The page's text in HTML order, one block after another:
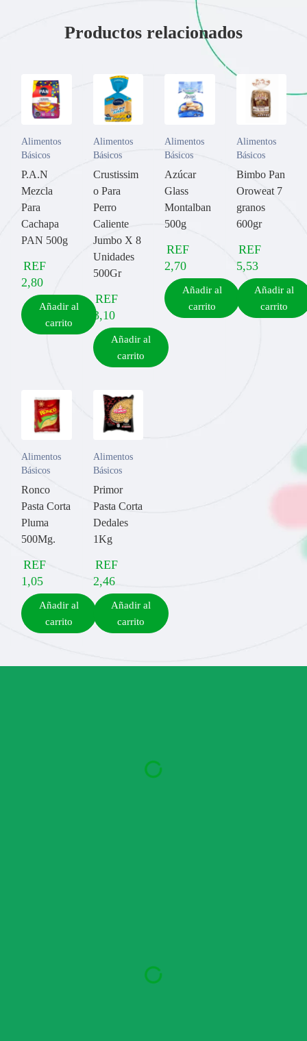
Productos relacionados
Alimentos
Básicos
P.A.N
Mezcla
Para
Cachapa
PAN 500g
REF
2,80
Añadir al
carrito
Alimentos
Básicos
Crustissim
o Para
Perro
Caliente
Jumbo X 8
Unidades
500Gr
REF
3,10
Añadir al
carrito
Alimentos
Básicos
Azúcar
Glass
Montalban
500g
REF
2,70
Añadir al
carrito
Alimentos
Básicos
Bimbo Pan
Oroweat 7
granos
600gr
REF
5,53
Añadir al
carrito
Alimentos
Básicos
Ronco
Pasta Corta
Pluma
500Mg.
REF
1,05
Añadir al
carrito
Alimentos
Básicos
Primor
Pasta Corta
Dedales
1Kg
REF
2,46
Añadir al
carrito